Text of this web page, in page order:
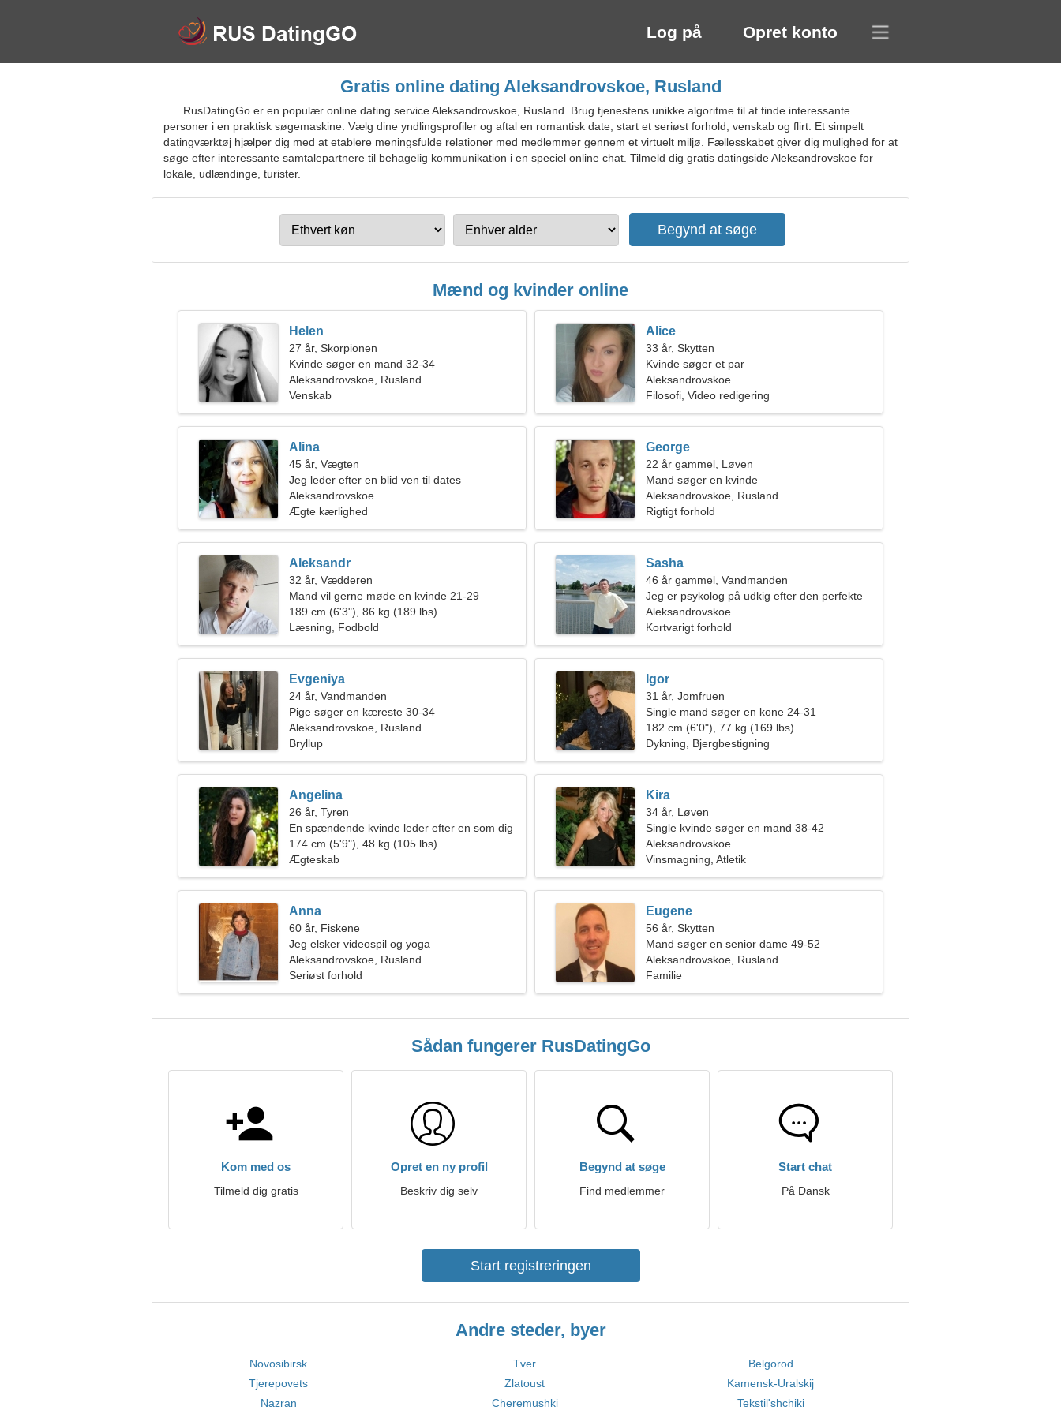
Log på Opret konto
Gratis online dating Aleksandrovskoe, Rusland
RusDatingGo er en populær online dating service Aleksandrovskoe, Rusland. Brug tjenestens unikke algoritme til at finde interessante
personer i en praktisk søgemaskine. Vælg dine yndlingsprofiler og aftal en romantisk date, start et seriøst forhold, venskab og flirt. Et simpelt
datingværktøj hjælper dig med at etablere meningsfulde relationer med medlemmer gennem et virtuelt miljø. Fællesskabet giver dig mulighed for at
søge efter interessante samtalepartnere til behagelig kommunikation i en speciel online chat. Tilmeld dig gratis datingside Aleksandrovskoe for
lokale, udlændinge, turister.
Mænd og kvinder online
Helen
27 år, Skorpionen
Kvinde søger en mand 32-34
Aleksandrovskoe, Rusland
Venskab
Alice
33 år, Skytten
Kvinde søger et par
Aleksandrovskoe
Filosofi, Video redigering
Alina
45 år, Vægten
Jeg leder efter en blid ven til dates
Aleksandrovskoe
Ægte kærlighed
George
22 år gammel, Løven
Mand søger en kvinde
Aleksandrovskoe, Rusland
Rigtigt forhold
Aleksandr
32 år, Vædderen
Mand vil gerne møde en kvinde 21-29
189 cm (6'3"), 86 kg (189 lbs)
Læsning, Fodbold
Sasha
46 år gammel, Vandmanden
Jeg er psykolog på udkig efter den perfekte
kvinde
Aleksandrovskoe
Kortvarigt forhold
Evgeniya
24 år, Vandmanden
Pige søger en kæreste 30-34
Aleksandrovskoe, Rusland
Bryllup
Igor
31 år, Jomfruen
Single mand søger en kone 24-31
182 cm (6'0"), 77 kg (169 lbs)
Dykning, Bjergbestigning
Angelina
26 år, Tyren
En spændende kvinde leder efter en som dig
174 cm (5'9"), 48 kg (105 lbs)
Ægteskab
Kira
34 år, Løven
Single kvinde søger en mand 38-42
Aleksandrovskoe
Vinsmagning, Atletik
Anna
60 år, Fiskene
Jeg elsker videospil og yoga
Aleksandrovskoe, Rusland
Seriøst forhold
Eugene
56 år, Skytten
Mand søger en senior dame 49-52
Aleksandrovskoe, Rusland
Familie
Sådan fungerer RusDatingGo
Kom med os
Tilmeld dig gratis
Opret en ny profil
Beskriv dig selv
Begynd at søge
Find medlemmer
Start chat
På Dansk
Start registreringen
Andre steder, byer
Novosibirsk Tver
Belgorod
Tjerepovets
Zlatoust
Kamensk-Uralskij
Nazran
Cheremushki Tekstil'shchiki